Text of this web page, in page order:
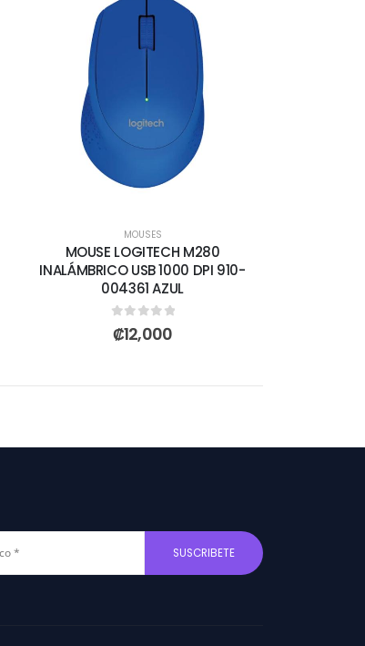
MOUSES
MOUSE LOGITECH M280
INALÁMBRICO USB 1000 DPI 910-
004361 AZUL
0out of 5
₡12,000